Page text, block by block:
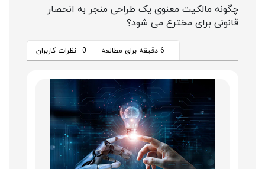
چگونه مالکیت معنوی یک طراحی منجر به انحصار
قانونی برای مخترع می شود؟
6 دقیقه برای مطالعه 0 نظرات کاربران